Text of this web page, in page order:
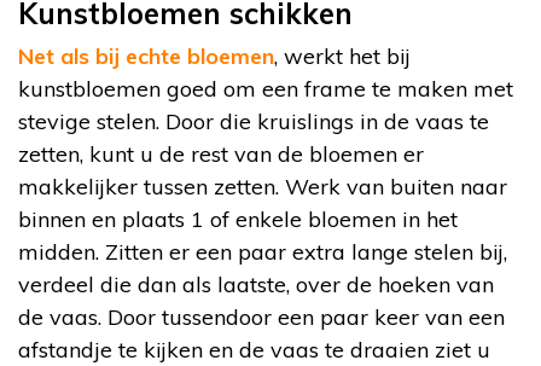
Kunstbloemen schikken
Net als bij echte bloemen, werkt het bij
kunstbloemen goed om een frame te maken met
stevige stelen. Door die kruislings in de vaas te
zetten, kunt u de rest van de bloemen er
makkelijker tussen zetten. Werk van buiten naar
binnen en plaats 1 of enkele bloemen in het
midden. Zitten er een paar extra lange stelen bij,
verdeel die dan als laatste, over de hoeken van
de vaas. Door tussendoor een paar keer van een
afstandje te kijken en de vaas te draaien ziet u